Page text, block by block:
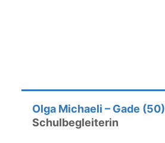
Olga Michaeli – Gade (50)
Schulbegleiterin